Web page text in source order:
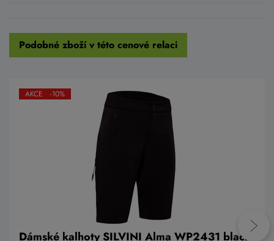
Podobné zboží v této cenové relaci
Dámské kalhoty SILVINI Alma WP2431 black
AKCE -10%